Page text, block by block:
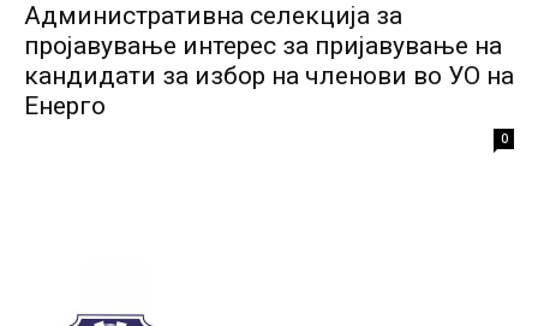
Административна селекција за
пројавување интерес за пријавување на
кандидати за избор на членови во УО на
Енерго
0